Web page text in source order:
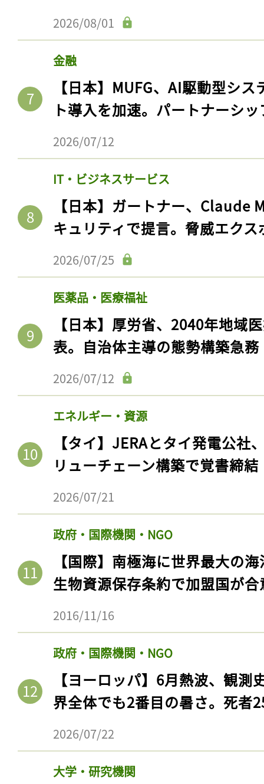
2026/08/01
金融
【日本】MUFG、AI駆動型シ
ト導入を加速。パートナーシ
2026/07/12
IT・ビジネスサービス
【日本】ガートナー、Claude
キュリティで提言。脅威エク
2026/07/25
医薬品・医療福祉
【日本】厚労省、2040年地域
表。自治体主導の態勢構築急務
2026/07/12
エネルギー・資源
【タイ】JERAとタイ発電公社
リューチェーン構築で覚書締結
2026/07/21
政府・国際機関・NGO
【国際】南極海に世界最大の
生物資源保存条約で加盟国が合
2016/11/16
政府・国際機関・NGO
【ヨーロッパ】6月熱波、観
界全体でも2番目の暑さ。死者
2026/07/22
大学・研究機関
記事をお気に入りに